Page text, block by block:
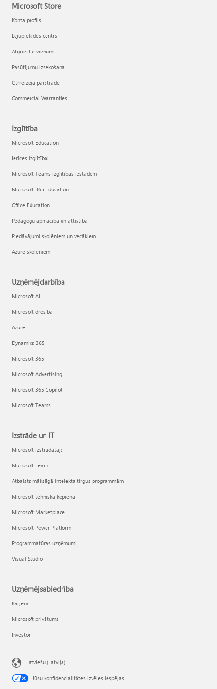
Microsoft Store
Konta profils
Lejupielādes centrs
Atgrieztie vienumi
Pasūtījumu izsekošana
Otrreizējā pārstrāde
Commercial Warranties
Izglītība
Microsoft Education
Ierīces izglītībai
Microsoft Teams izglītības iestādēm
Microsoft 365 Education
Office Education
Pedagogu apmācība un attīstība
Piedāvājumi skolēniem un vecākiem
Azure skolēniem
Uzņēmējdarbība
Microsoft AI
Microsoft drošība
Azure
Dynamics 365
Microsoft 365
Microsoft Advertising
Microsoft 365 Copilot
Microsoft Teams
Izstrāde un IT
Microsoft izstrādātājs
Microsoft Learn
Atbalsts mākslīgā intelekta tirgus programmām
Microsoft tehniskā kopiena
Microsoft Marketplace
Microsoft Power Platform
Programmatūras uzņēmumi
Visual Studio
Uzņēmējsabiedrība
Karjera
Microsoft privātums
Investori
Latviešu (Latvija)
Jūsu konfidencialitātes izvēles iespējas